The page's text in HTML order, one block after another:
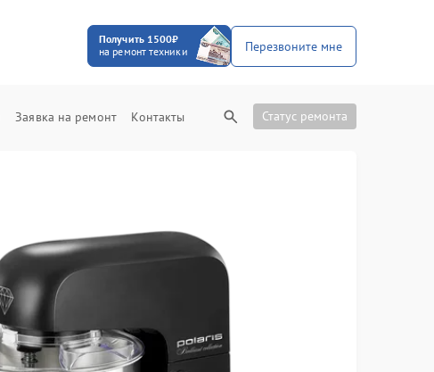
Получить 1500₽
на ремонт техники
Перезвоните мне
Заявка на ремонт Контакты Статус ремонта